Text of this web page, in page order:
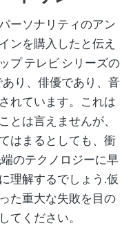
ーソナリティのアン
ンを購入したと伝え
プ テレビ シリーズの
り、俳優であり、音
れています。これは
とは言えませんが、
はまるとしても、衝
のテクノロジーに早
理解するでしょう.仮
た重大な失敗を目の
てください。